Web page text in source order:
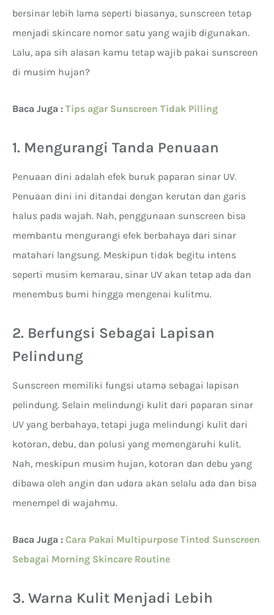
bersinar lebih lama seperti biasanya, sunscreen tetap
menjadi skincare nomor satu yang wajib digunakan.
Lalu, apa sih alasan kamu tetap wajib pakai sunscreen
di musim hujan?
Baca Juga : Tips agar Sunscreen Tidak Pilling
1. Mengurangi Tanda Penuaan
Penuaan dini adalah efek buruk paparan sinar UV.
Penuaan dini ini ditandai dengan kerutan dan garis
halus pada wajah. Nah, penggunaan sunscreen bisa
membantu mengurangi efek berbahaya dari sinar
matahari langsung. Meskipun tidak begitu intens
seperti musim kemarau, sinar UV akan tetap ada dan
menembus bumi hingga mengenai kulitmu.
2. Berfungsi Sebagai Lapisan
Pelindung
Sunscreen memiliki fungsi utama sebagai lapisan
pelindung. Selain melindungi kulit dari paparan sinar
UV yang berbahaya, tetapi juga melindungi kulit dari
kotoran, debu, dan polusi yang memengaruhi kulit.
Nah, meskipun musim hujan, kotoran dan debu yang
dibawa oleh angin dan udara akan selalu ada dan bisa
menempel di wajahmu.
Baca Juga : Cara Pakai Multipurpose Tinted Sunscreen
Sebagai Morning Skincare Routine
3. Warna Kulit Menjadi Lebih